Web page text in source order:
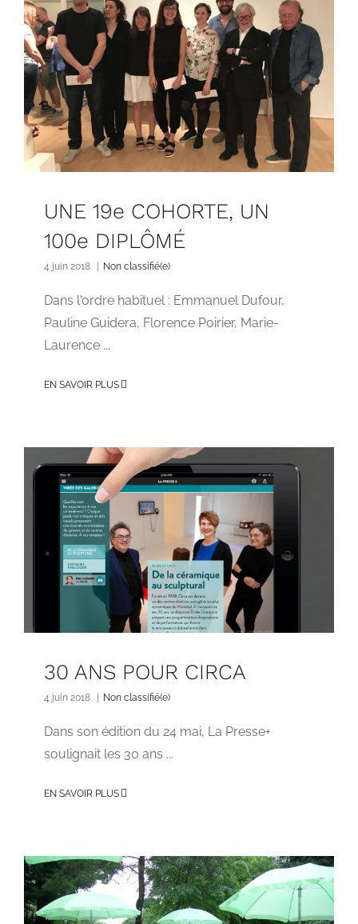
UNE 19e COHORTE, UN
100e DIPLÔMÉ
4 juin 2018 Non classifié(e)
Dans l'ordre habituel : Emmanuel Dufour,
Pauline Guidera, Florence Poirier, Marie-
Laurence ...
EN SAVOIR PLUS
30 ANS POUR CIRCA
4 juin 2018 Non classifié(e)
Dans son édition du 24 mai, La Presse+
soulignait les 30 ans ...
EN SAVOIR PLUS